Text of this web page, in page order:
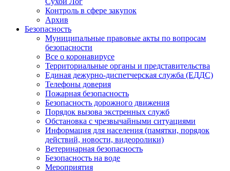
Контроль в сфере закупок
Архив
Безопасность
Муниципальные правовые акты по вопросам
безопасности
Все о коронавирусе
Территориальные органы и представительства
Единая дежурно-диспетчерская служба (ЕДДС)
Телефоны доверия
Пожарная безопасность
Безопасность дорожного движения
Порядок вызова экстренных служб
Обстановка с чрезвычайными ситуациями
Информация для населения (памятки, порядок
действий, новости, видеоролики)
Ветеринарная безопасность
Безопасность на воде
Мероприятия